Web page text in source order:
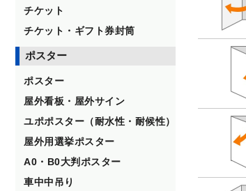
チケット
チケット・ギフト券封筒
ポスター
ポスター
屋外看板・屋外サイン
ユポポスター（耐水性・耐候性）
屋外用選挙ポスター
A0・B0大判ポスター
車中中吊り